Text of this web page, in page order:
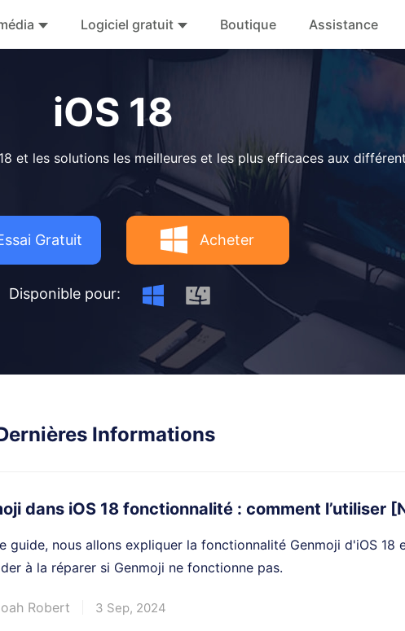
Logiciel gratuit Boutique Assistance
iOS 18
et les solutions les meilleures et les plus efficaces aux
Gratuit Acheter
Disponible pour:
Informations
dans iOS 18 fonctionnalité : comment l’utiliser
guide, nous allons expliquer la fonctionnalité Genmoji d'iOS
à la réparer si Genmoji ne fonctionne pas.
Robert 3 Sep, 2024